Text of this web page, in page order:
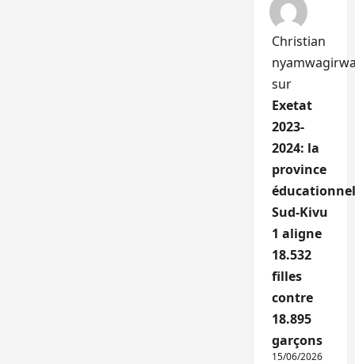
Christian
sur
Exetat
2023-
2024: la
province
Sud-Kivu
1 aligne
18.532
filles
contre
18.895
garçons
15/06/2026